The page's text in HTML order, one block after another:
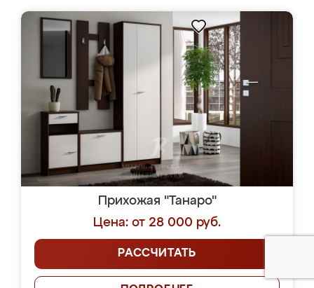
Прихожая "Танаро"
Цена: от 28 000 руб.
РАССЧИТАТЬ